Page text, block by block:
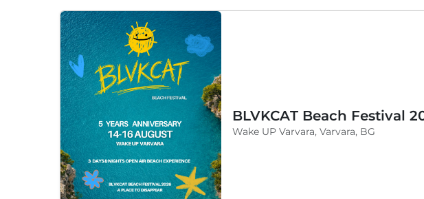
Wake UP Varvara, Varvara, BG